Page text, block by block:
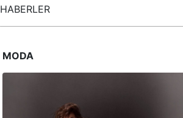
HABERLER
MODA